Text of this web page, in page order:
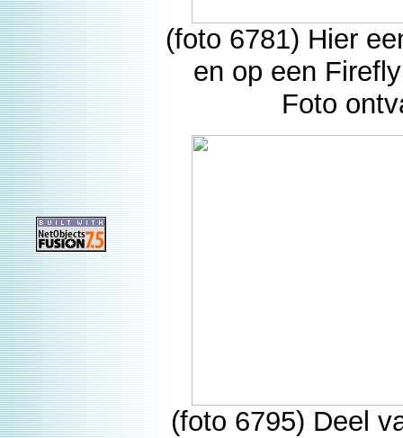
(foto 6781) Hier
en op een
Foto
(foto 6795) Deel